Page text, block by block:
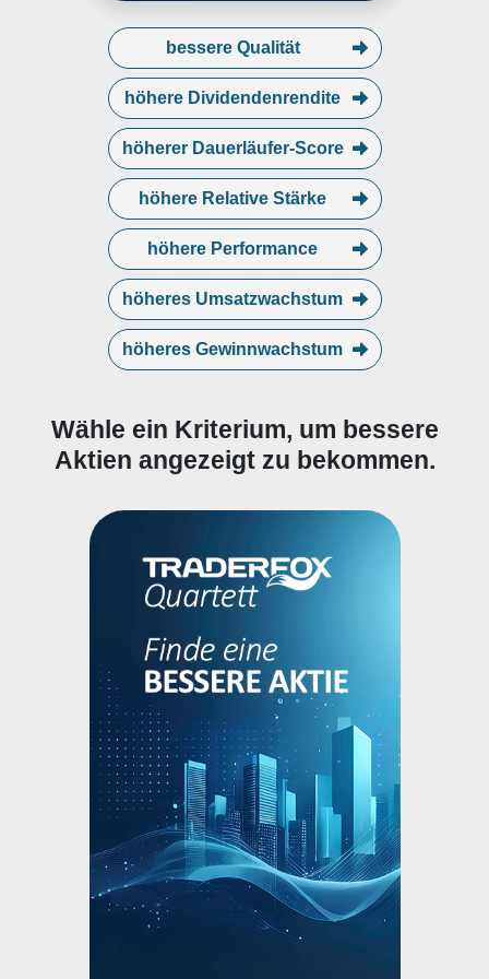
bessere Qualität
höhere Dividendenrendite
höherer Dauerläufer-Score
höhere Relative Stärke
höhere Performance
höheres Umsatzwachstum
höheres Gewinnwachstum
Wähle ein Kriterium, um bessere
Aktien angezeigt zu bekommen.